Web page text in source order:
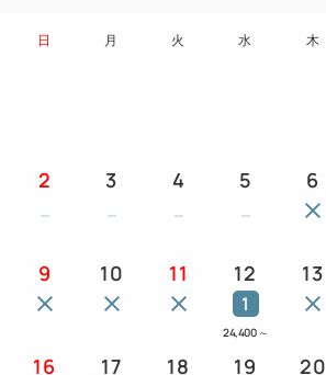
日 月 火 水 木
2 3 4 5 6
9 10 11 12
1
24,400 ～
13
16 17 18 19 20